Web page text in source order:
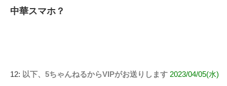
中華スマホ？
12: 以下、5ちゃんねるからVIPがお送りします 2023/04/05(水)